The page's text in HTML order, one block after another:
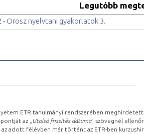
Legutóbb
- Orosz nyelvtani gyakorlatok 3.
ETR tanulmányi rendszerében
az „ Utolsó frissítés dátuma” szövegnél
az adott félévben már történt az ETR-ben